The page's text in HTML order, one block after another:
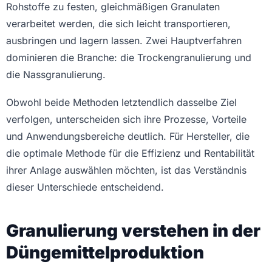
Rohstoffe zu festen, gleichmäßigen Granulaten
verarbeitet werden, die sich leicht transportieren,
ausbringen und lagern lassen. Zwei Hauptverfahren
dominieren die Branche: die Trockengranulierung und
die Nassgranulierung.
Obwohl beide Methoden letztendlich dasselbe Ziel
verfolgen, unterscheiden sich ihre Prozesse, Vorteile
und Anwendungsbereiche deutlich. Für Hersteller, die
die optimale Methode für die Effizienz und Rentabilität
ihrer Anlage auswählen möchten, ist das Verständnis
dieser Unterschiede entscheidend.
Granulierung verstehen in der
Düngemittelproduktion